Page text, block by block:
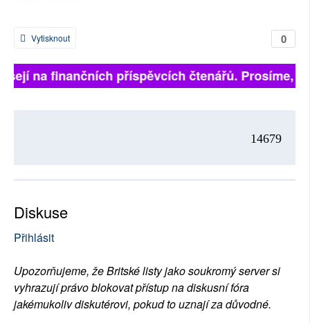
0
Vytisknout
na finančních příspěvcích čtenářů. Prosíme,
14679
Diskuse
Přihlásit
Upozorňujeme, že Britské listy jako soukromý server si
vyhrazují právo blokovat přístup na diskusní fóra
jakémukoliv diskutérovi, pokud to uznají za důvodné.